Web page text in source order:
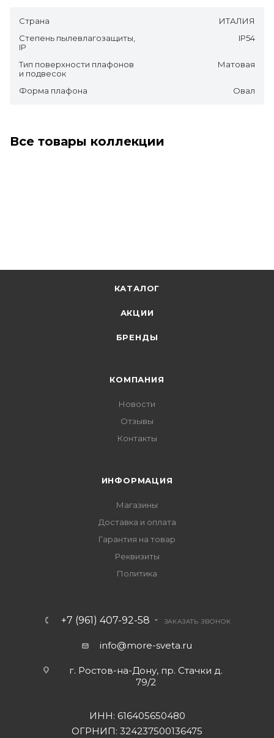
Страна
ИТАЛИЯ
Степень пылевлагозащиты,
IP
IP54
Тип поверхности плафонов
и подвесок
Матовая
Форма плафона Овал
Все товары коллекции
КАТАЛОГ
АКЦИИ
БРЕНДЫ
КОМПАНИЯ
Новости
Отзывы
Контакты
ИНФОРМАЦИЯ
Магазины
Доставка и оплата
Гарантия на товар
Реквизиты
Политика
+7 (961) 407-92-58 ЗАКАЗАТЬ ЗВОНОК
info@more-sveta.ru
г. Ростов-на-Дону, пр. Стачки д.
79/2
ИНН: 616405650480
ОГРНИП: 324237500136475